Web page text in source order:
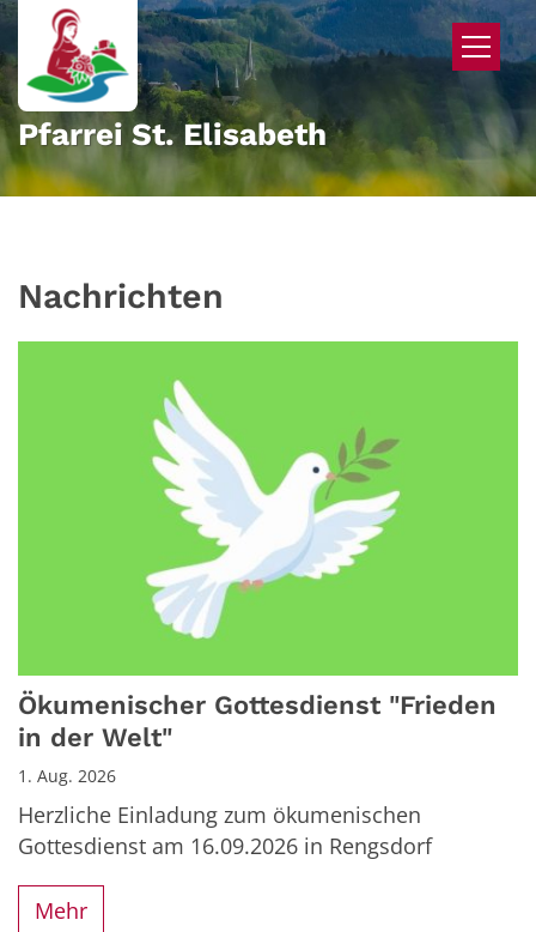
Zum Inhalt springen
Pfarrei St. Elisabeth
Nachrichten
Ökumenischer Gottesdienst "Frieden
in der Welt"
1. Aug. 2026
Herzliche Einladung zum ökumenischen
Gottesdienst am 16.09.2026 in Rengsdorf
Mehr